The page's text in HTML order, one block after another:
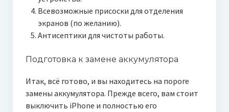
Всевозможные присоски для отделения
экранов (по желанию).
Антисептики для чистоты работы.
Подготовка к замене аккумулятора
Итак, всё готово, и вы находитесь на пороге
замены аккумулятора. Прежде всего, вам стоит
выключить iPhone и полностью его